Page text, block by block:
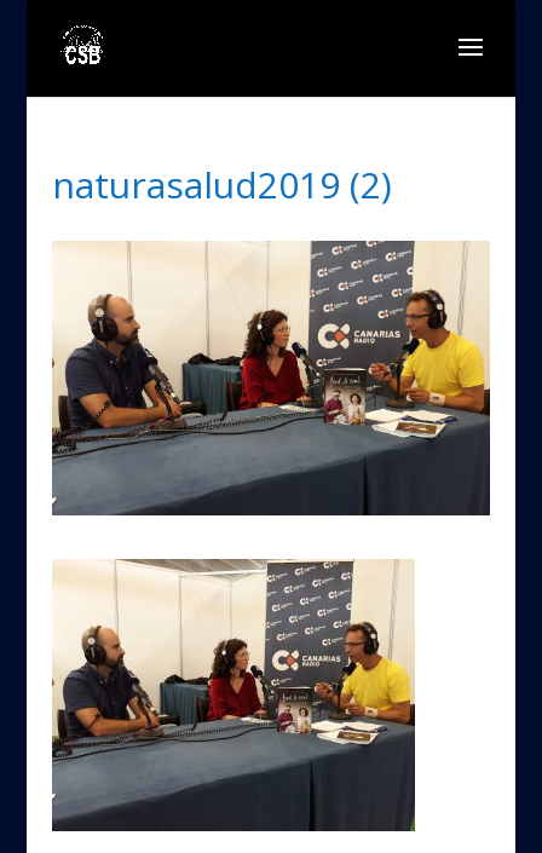
naturasalud2019 (2)